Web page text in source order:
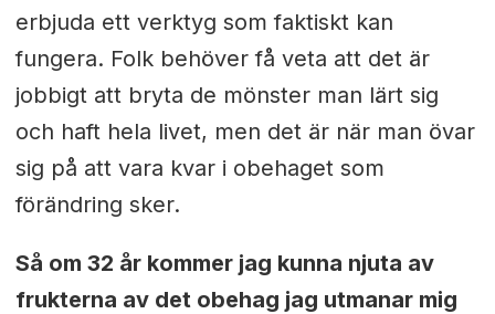
erbjuda ett verktyg som faktiskt kan
fungera. Folk behöver få veta att det är
jobbigt att bryta de mönster man lärt sig
och haft hela livet, men det är när man övar
sig på att vara kvar i obehaget som
förändring sker.
Så om 32 år kommer jag kunna njuta av
frukterna av det obehag jag utmanar mig